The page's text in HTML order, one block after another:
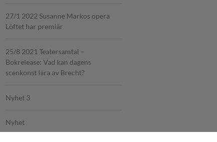
27/1 2022 Susanne Markos opera
Löftet har premiär
25/8 2021 Teatersamtal –
Bokrelease: Vad kan dagens
scenkonst lära av Brecht?
Nyhet 3
Nyhet